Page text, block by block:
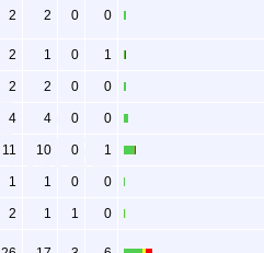
2 2 0 0
2 1 0 1
2 2 0 0
4 4 0 0
11 10 0 1
1 1 0 0
2 1 1 0